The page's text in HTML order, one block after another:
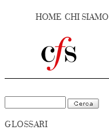
HOME CHI SIAMO
GLOSSARI